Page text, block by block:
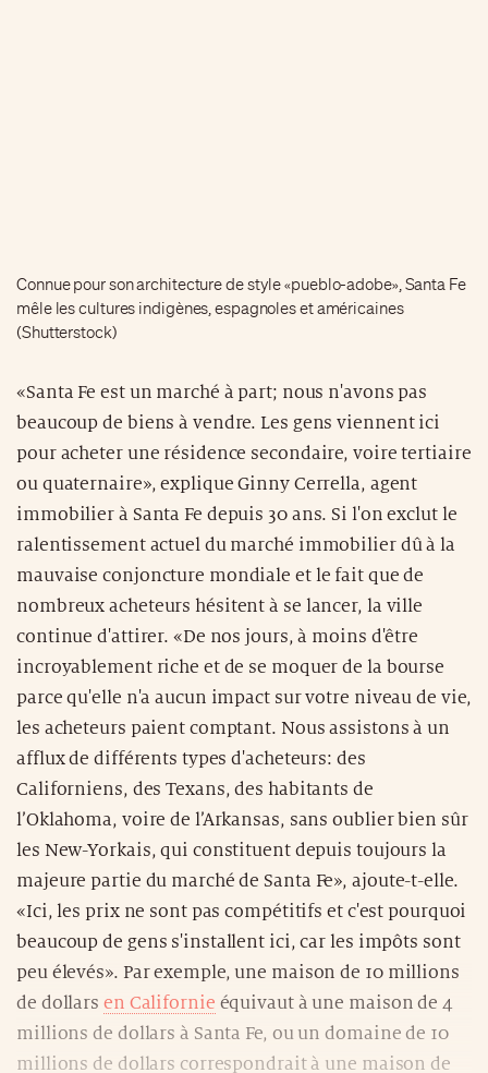
Connue pour son architecture de style «pueblo-adobe», Santa Fe
mêle les cultures indigènes, espagnoles et américaines
(Shutterstock)
«Santa Fe est un marché à part; nous n'avons pas
beaucoup de biens à vendre. Les gens viennent ici
pour acheter une résidence secondaire, voire tertiaire
ou quaternaire», explique Ginny Cerrella, agent
immobilier à Santa Fe depuis 30 ans. Si l'on exclut le
ralentissement actuel du marché immobilier dû à la
mauvaise conjoncture mondiale et le fait que de
nombreux acheteurs hésitent à se lancer, la ville
continue d'attirer. «De nos jours, à moins d'être
incroyablement riche et de se moquer de la bourse
parce qu'elle n'a aucun impact sur votre niveau de vie,
les acheteurs paient comptant. Nous assistons à un
afflux de différents types d'acheteurs: des
Californiens, des Texans, des habitants de
l’Oklahoma, voire de l’Arkansas, sans oublier bien sûr
les New-Yorkais, qui constituent depuis toujours la
majeure partie du marché de Santa Fe», ajoute-t-elle.
«Ici, les prix ne sont pas compétitifs et c'est pourquoi
beaucoup de gens s'installent ici, car les impôts sont
peu élevés». Par exemple, une maison de 10 millions
de dollars en Californie équivaut à une maison de 4
millions de dollars à Santa Fe, ou un domaine de 10
millions de dollars correspondrait à une maison de